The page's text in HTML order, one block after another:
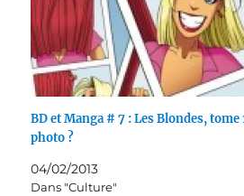
BD et Manga # 7 : Les Blondes, tome
photo ?
04/02/2013
Dans "Culture"